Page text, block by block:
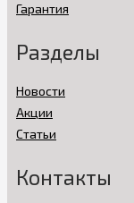
Гарантия
Разделы
Новости
Акции
Статьи
Контакты